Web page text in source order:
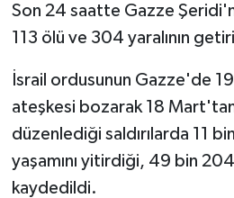
Son 24 saatte Gazze
113 ölü ve 304 yaralının
İsrail ordusunun Gazze'de
ateşkesi bozarak 18
düzenlediği saldırılarda 11
yaşamını yitirdiği, 49 bin 204
kaydedildi.